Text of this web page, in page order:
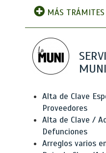
MÁS TRÁMITES
Alta de Clave
Proveedores
Alta de Clave /
Defunciones
Arreglos varios